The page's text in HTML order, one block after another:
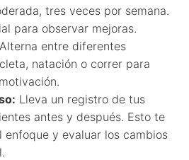
tres veces por semana.
para observar mejoras.
Alterna entre diferentes
natación o correr para
Lleva un registro de tus
antes y después. Esto te
enfoque y evaluar los cambios